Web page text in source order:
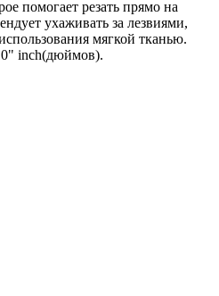
помогает резать прямо на
ухаживать за лезвиями,
мягкой тканью.
inch(дюймов).